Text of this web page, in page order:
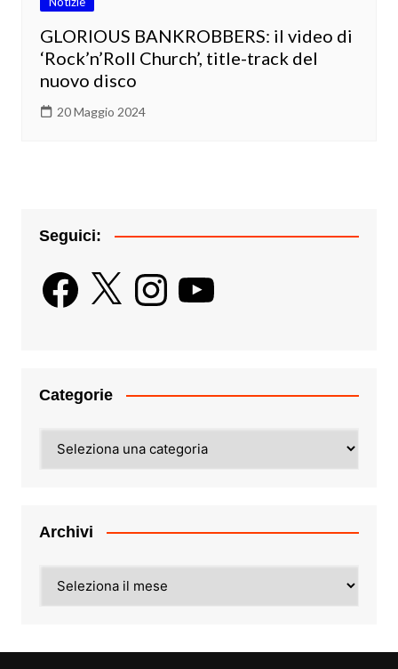
GLORIOUS BANKROBBERS: il video di
‘Rock’n’Roll Church’, title-track del
nuovo disco
20 Maggio 2024
Seguici:
Facebook
X InstagramYouTube
Categorie
Archivi